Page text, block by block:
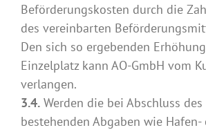
Beförderungskosten durch die
des vereinbarten
Den sich so ergebenden
Einzelplatz kann AO-GmbH vom
verlangen.
3.4. Werden die bei Abschluss
bestehenden Abgaben wie Hafen-